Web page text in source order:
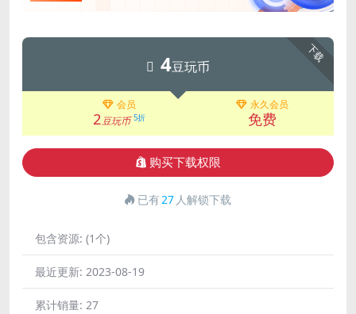
下载
4豆玩币
会员
2豆玩币 5折
永久会员
免费
购买下载权限
已有27 人解锁下载
包含资源: (1个)
最近更新: 2023-08-19
累计销量: 27